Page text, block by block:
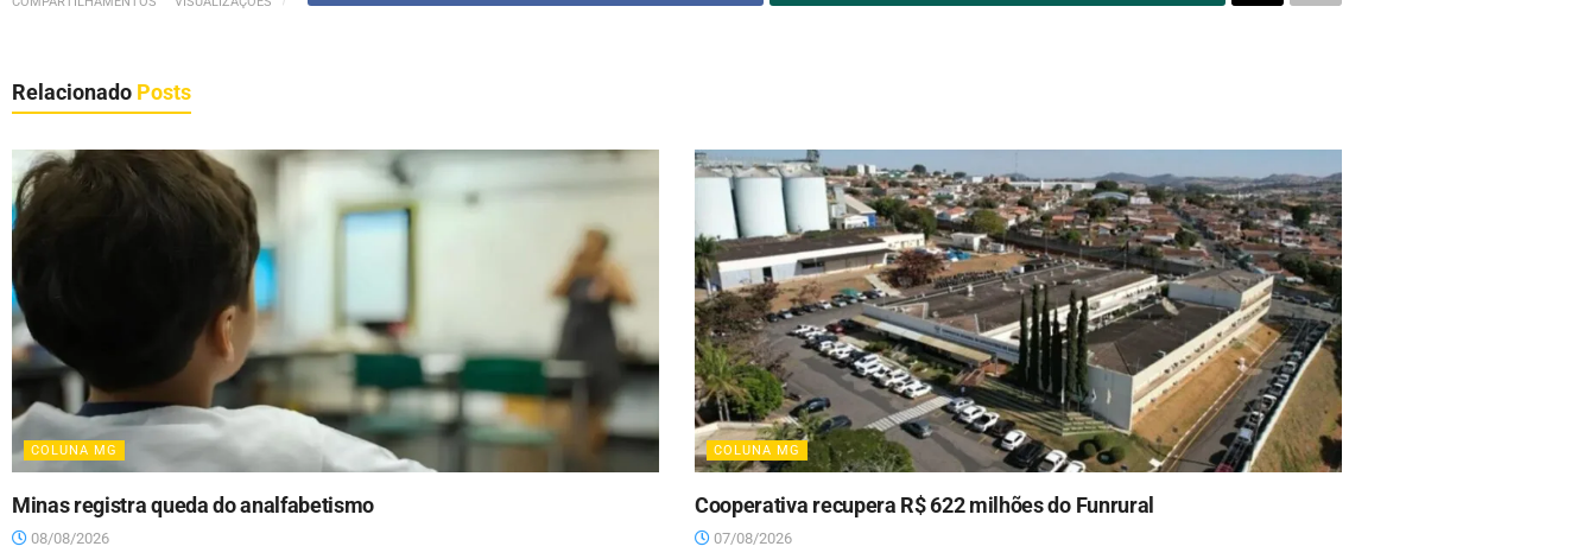
Relacionado Posts
COLUNA MG
Minas registra queda do analfabetismo
08/08/2026
COLUNA MG
Cooperativa recupera R$ 622 milhões do Funrural
07/08/2026